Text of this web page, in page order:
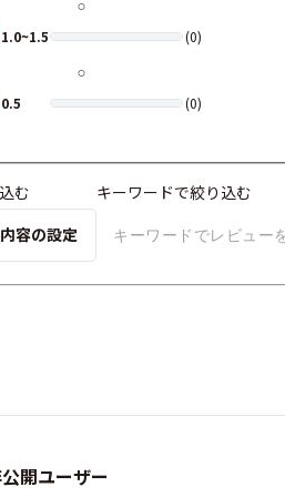
1.0~1.5 (0)
0.5 (0)
む
容の設定
キーワードで絞り込む
開ユーザー